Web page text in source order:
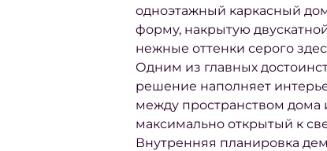
одноэтажный каркасный
форму, накрытую
нежные оттенки серого
Одним из главных
решение наполняет
между пространством
максимально открытый к
Внутренняя планировка